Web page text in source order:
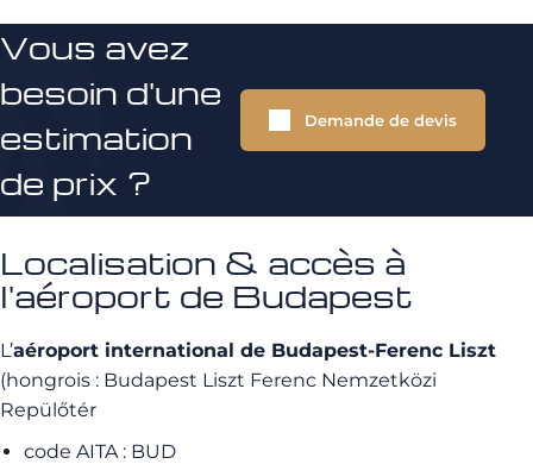
Vous avez
besoin d'une
estimation
de prix ?
Demande de devis
Localisation & accès à
l'aéroport de Budapest
L’aéroport international de Budapest-Ferenc Liszt
(hongrois : Budapest Liszt Ferenc Nemzetközi
Repülőtér
code AITA : BUD